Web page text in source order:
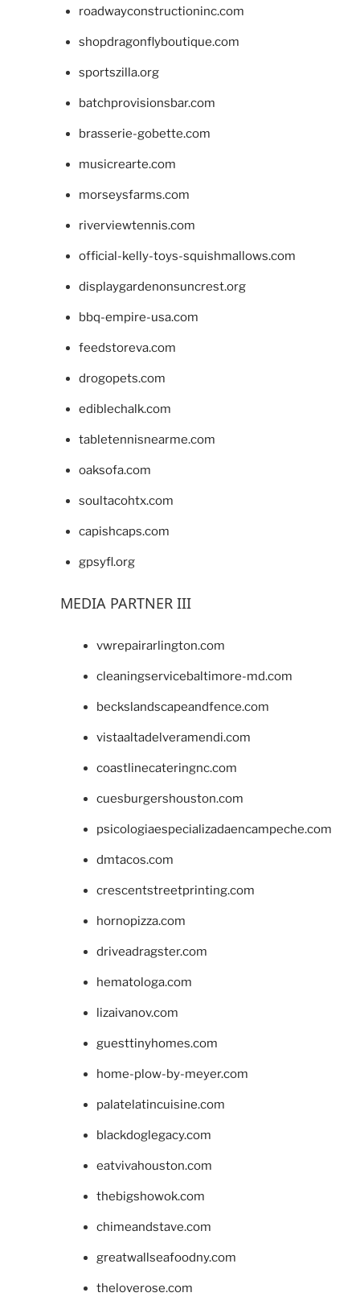
roadwayconstructioninc.com
shopdragonflyboutique.com
sportszilla.org
batchprovisionsbar.com
brasserie-gobette.com
musicrearte.com
morseysfarms.com
riverviewtennis.com
official-kelly-toys-squishmallows.com
displaygardenonsuncrest.org
bbq-empire-usa.com
feedstoreva.com
drogopets.com
ediblechalk.com
tabletennisnearme.com
oaksofa.com
soultacohtx.com
capishcaps.com
gpsyfl.org
MEDIA PARTNER III
vwrepairarlington.com
cleaningservicebaltimore-md.com
beckslandscapeandfence.com
vistaaltadelveramendi.com
coastlinecateringnc.com
cuesburgershouston.com
psicologiaespecializadaencampeche.com
dmtacos.com
crescentstreetprinting.com
hornopizza.com
driveadragster.com
hematologa.com
lizaivanov.com
guesttinyhomes.com
home-plow-by-meyer.com
palatelatincuisine.com
blackdoglegacy.com
eatvivahouston.com
thebigshowok.com
chimeandstave.com
greatwallseafoodny.com
theloverose.com